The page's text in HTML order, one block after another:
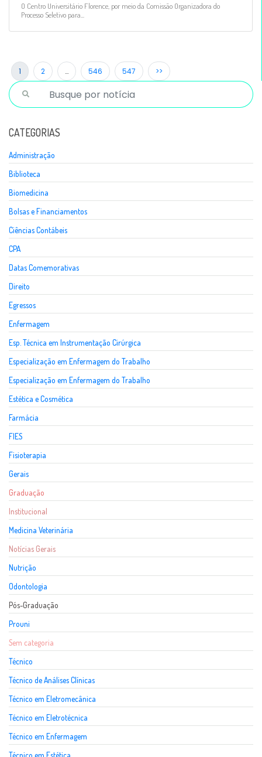
O Centro Universitário Florence, por meio da Comissão Organizadora do
Processo Seletivo para...
1 2 … 546 547 >>
CATEGORIAS
Administração
Biblioteca
Biomedicina
Bolsas e Financiamentos
Ciências Contábeis
CPA
Datas Comemorativas
Direito
Egressos
Enfermagem
Esp. Técnica em Instrumentação Cirúrgica
Especialização em Enfermagem do Trabalho
Especialização em Enfermagem do Trabalho
Estética e Cosmética
Farmácia
FIES
Fisioterapia
Gerais
Graduação
Institucional
Medicina Veterinária
Notícias Gerais
Nutrição
Odontologia
Pós-Graduação
Prouni
Sem categoria
Técnico
Técnico de Análises Clínicas
Técnico em Eletromecânica
Técnico em Eletrotécnica
Técnico em Enfermagem